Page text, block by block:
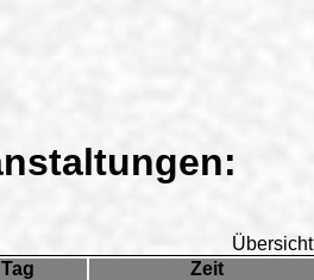
Übersicht
Tag
Zeit